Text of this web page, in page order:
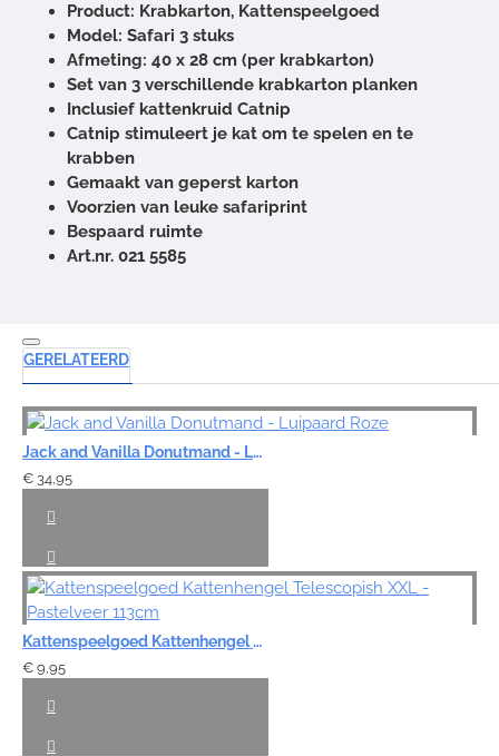
Product: Krabkarton, Kattenspeelgoed
Model: Safari 3 stuks
Afmeting: 40 x 28 cm (per krabkarton)
Set van 3 verschillende krabkarton planken
Inclusief kattenkruid Catnip
Catnip stimuleert je kat om te spelen en te
krabben
Gemaakt van geperst karton
Voorzien van leuke safariprint
Bespaard ruimte
Art.nr. 021 5585
GERELATEERD
Jack and Vanilla Donutmand - Luipaard Roze
€ 34,95
Kattenspeelgoed Kattenhengel Telescopish XXL - Pastelveer 113cm
€ 9,95